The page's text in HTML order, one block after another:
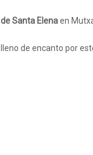
Santa Elenaen
de encanto por